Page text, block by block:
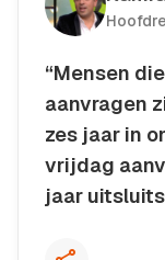
“Mensen
aanvragen
zes jaar in
vrijdag
jaar
Kopieer